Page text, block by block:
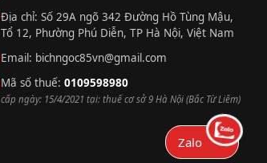
Địa chỉ: Số 29A ngõ 342 Đường Hồ Tùng Mậu,
Tổ 12, Phường Phú Diễn, TP Hà Nội, Việt Nam
Email: bichngoc85vn@gmail.com
Mã số thuế:0109598980
cấp ngày: 15/4/2021 tại: thuế cơ sở 9 Hà Nội (Bắc Từ Liêm)
Zalo